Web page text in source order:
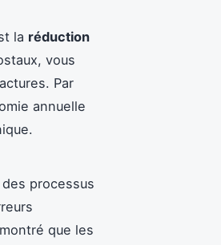
la réduction
vous
Par
annuelle
des processus
que les